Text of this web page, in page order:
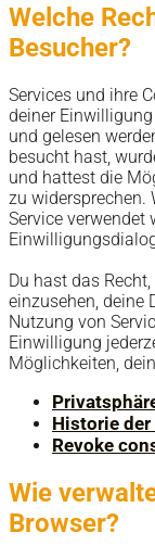
Welche
Besucher?
Services und ihre
deiner
und gelesen
besucht hast,
und hattest die
zu widersprechen.
Service verwendet
Du hast das
einzusehen, deine
Nutzung von
Einwilligung
Möglichkeiten,
Historie
Revoke
Wie
Browser?